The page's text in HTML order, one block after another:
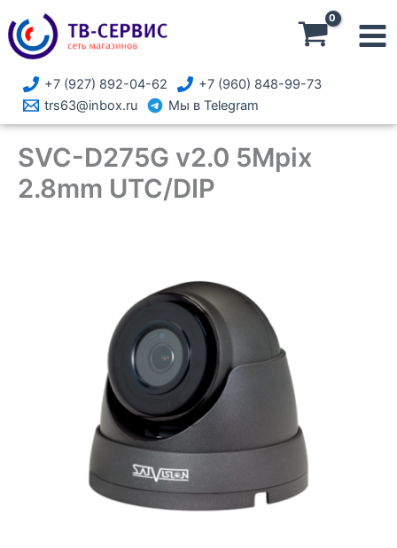
Перейти
содержимому
+7 (927) 892-04-62
+7 (960) 848-99-73
trs63@inbox.ru
Мы в Telegram
SVC-D275G v2.0 5Mpix
2.8mm UTC/DIP